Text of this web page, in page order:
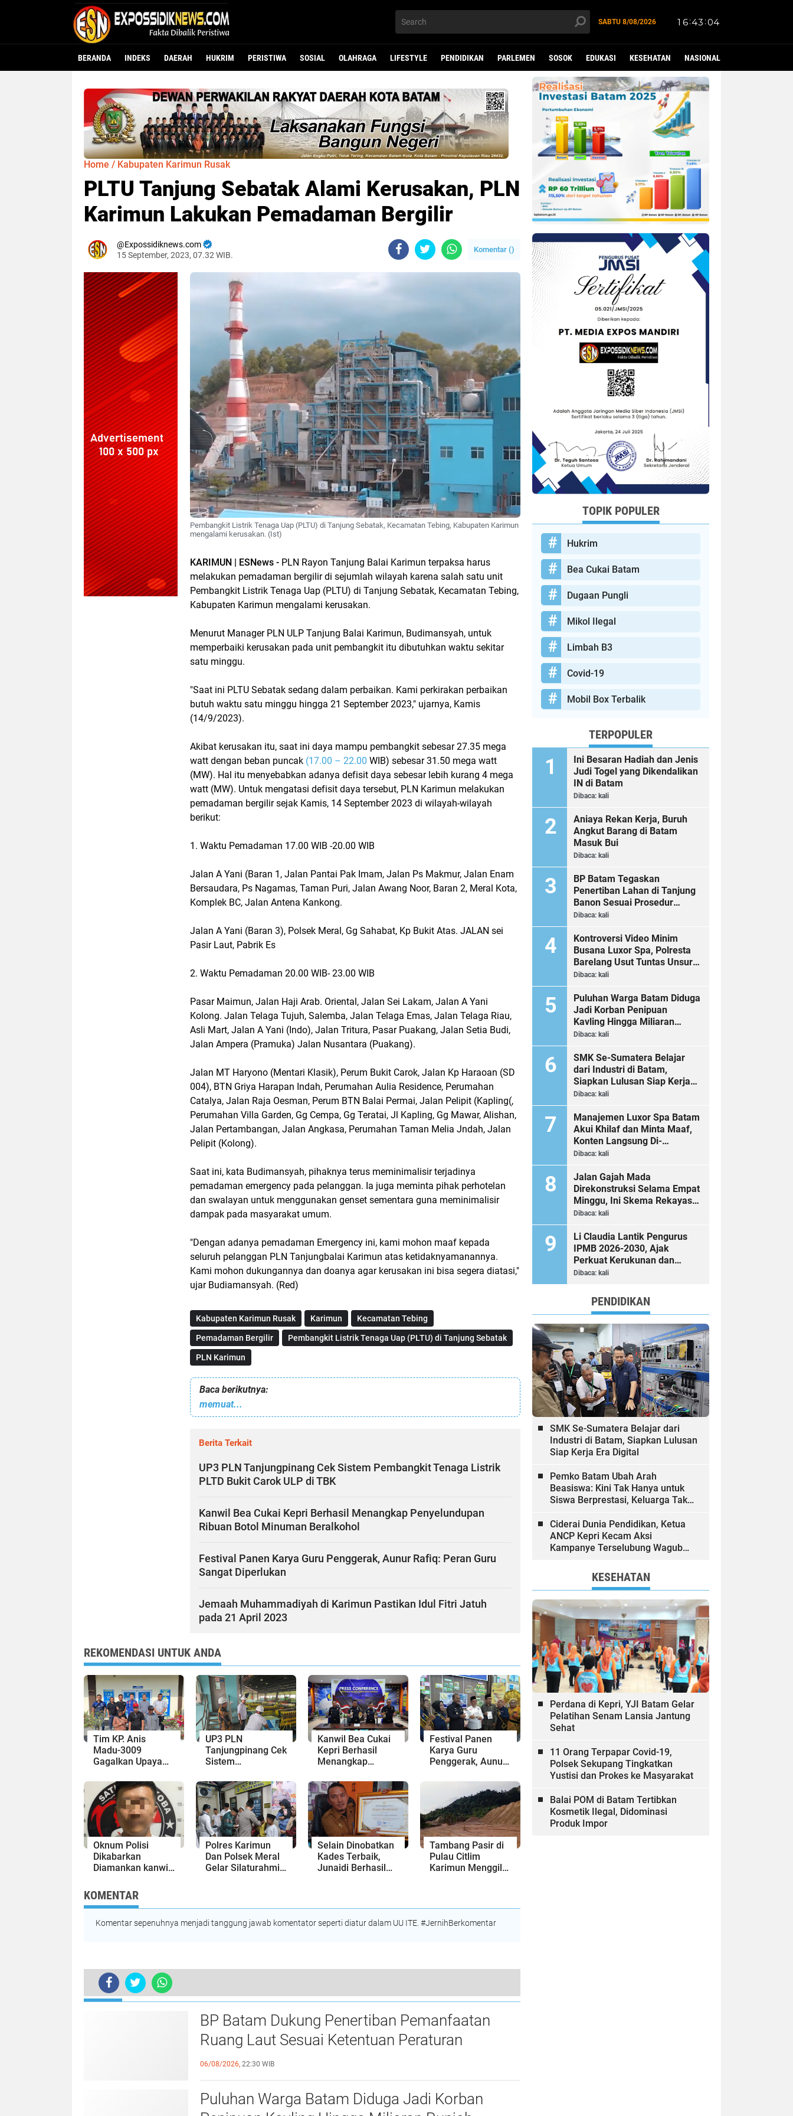
SABTU 8/08/2026
BERANDA INDEKS DAERAH HUKRIM PERISTIWA SOSIAL OLAHRAGA LIFESTYLE PENDIDIKAN PARLEMEN SOSOK EDUKASI KESEHATAN NASIONAL
Home / Kabupaten Karimun Rusak
PLTU Tanjung Sebatak Alami Kerusakan, PLN
Karimun Lakukan Pemadaman Bergilir
Expossidiknews.com
15 September, 2023, 07.32 WIB.
Komentar ()
Pembangkit Listrik Tenaga Uap (PLTU) di Tanjung Sebatak, Kecamatan Tebing, Kabupaten Karimun
mengalami kerusakan. (Ist)
KARIMUN | ESNews - PLN Rayon Tanjung Balai Karimun terpaksa harus
melakukan pemadaman bergilir di sejumlah wilayah karena salah satu unit
Pembangkit Listrik Tenaga Uap (PLTU) di Tanjung Sebatak, Kecamatan Tebing,
Kabupaten Karimun mengalami kerusakan.
Menurut Manager PLN ULP Tanjung Balai Karimun, Budimansyah, untuk
memperbaiki kerusakan pada unit pembangkit itu dibutuhkan waktu sekitar
satu minggu.
"Saat ini PLTU Sebatak sedang dalam perbaikan. Kami perkirakan perbaikan
butuh waktu satu minggu hingga 21 September 2023," ujarnya, Kamis
(14/9/2023).
Akibat kerusakan itu, saat ini daya mampu pembangkit sebesar 27.35 mega
watt dengan beban puncak (17.00 – 22.00 WIB) sebesar 31.50 mega watt
(MW). Hal itu menyebabkan adanya defisit daya sebesar lebih kurang 4 mega
watt (MW). Untuk mengatasi defisit daya tersebut, PLN Karimun melakukan
pemadaman bergilir sejak Kamis, 14 September 2023 di wilayah-wilayah
berikut:
1. Waktu Pemadaman 17.00 WIB -20.00 WIB
Jalan A Yani (Baran 1, Jalan Pantai Pak Imam, Jalan Ps Makmur, Jalan Enam
Bersaudara, Ps Nagamas, Taman Puri, Jalan Awang Noor, Baran 2, Meral Kota,
Komplek BC, Jalan Antena Kankong.
Jalan A Yani (Baran 3), Polsek Meral, Gg Sahabat, Kp Bukit Atas. JALAN sei
Pasir Laut, Pabrik Es
2. Waktu Pemadaman 20.00 WIB- 23.00 WIB
Pasar Maimun, Jalan Haji Arab. Oriental, Jalan Sei Lakam, Jalan A Yani
Kolong. Jalan Telaga Tujuh, Salemba, Jalan Telaga Emas, Jalan Telaga Riau,
Asli Mart, Jalan A Yani (Indo), Jalan Tritura, Pasar Puakang, Jalan Setia Budi,
Jalan Ampera (Pramuka) Jalan Nusantara (Puakang).
Jalan MT Haryono (Mentari Klasik), Perum Bukit Carok, Jalan Kp Haraoan (SD
004), BTN Griya Harapan Indah, Perumahan Aulia Residence, Perumahan
Catalya, Jalan Raja Oesman, Perum BTN Balai Permai, Jalan Pelipit (Kapling(,
Perumahan Villa Garden, Gg Cempa, Gg Teratai, Jl Kapling, Gg Mawar, Alishan,
Jalan Pertambangan, Jalan Angkasa, Perumahan Taman Melia Jndah, Jalan
Pelipit (Kolong).
Saat ini, kata Budimansyah, pihaknya terus meminimalisir terjadinya
pemadaman emergency pada pelanggan. Ia juga meminta pihak perhotelan
dan swalayan untuk menggunakan genset sementara guna meminimalisir
dampak pada masyarakat umum.
"Dengan adanya pemadaman Emergency ini, kami mohon maaf kepada
seluruh pelanggan PLN Tanjungbalai Karimun atas ketidaknyamanannya.
Kami mohon dukungannya dan doanya agar kerusakan ini bisa segera diatasi,"
ujar Budiamansyah. (Red)
Kabupaten Karimun Rusak Karimun Kecamatan Tebing
Pemadaman Bergilir Pembangkit Listrik Tenaga Uap (PLTU) di Tanjung Sebatak
PLN Karimun
Baca berikutnya:
memuat...
Berita Terkait
UP3 PLN Tanjungpinang Cek Sistem Pembangkit Tenaga Listrik
PLTD Bukit Carok ULP di TBK
Kanwil Bea Cukai Kepri Berhasil Menangkap Penyelundupan
Ribuan Botol Minuman Beralkohol
Festival Panen Karya Guru Penggerak, Aunur Rafiq: Peran Guru
Sangat Diperlukan
Jemaah Muhammadiyah di Karimun Pastikan Idul Fitri Jatuh
pada 21 April 2023
REKOMENDASI UNTUK ANDA
Tim KP. Anis
Madu-3009
Gagalkan Upaya
Manusia di
Karimun, 1 Pelaku
Diamankan
UP3 PLN
Tanjungpinang Cek
Sistem
Tenaga Listrik
PLTD Bukit Carok
ULP di TBK
Kanwil Bea Cukai
Kepri Berhasil
Menangkap
Ribuan Botol
Minuman
Beralkohol
Festival Panen
Karya Guru
Penggerak, Aunur
Sangat Diperlukan
Oknum Polisi
Dikabarkan
Diamankan kanwil
Karimun:
Selundupkan Vape
Etomidate dari
Malaysia
Polres Karimun
Dan Polsek Meral
Gelar Silaturahmi
Selain Dinobatkan
Kades Terbaik,
Junaidi Berhasil
Tambang Pasir di
Pulau Citlim
Karimun Menggila,
KOMENTAR
Komentar sepenuhnya menjadi tanggung jawab komentator seperti diatur dalam UU ITE. #JernihBerkomentar
PLTU Tanjung Sebatak Alami Kerusakan, PLN Karimun Lakukan Pemadaman Bergilir
TERKINI
BP Batam Dukung Penertiban Pemanfaatan
Ruang Laut Sesuai Ketentuan Peraturan
Perundang-undangan
06/08/2026, 22:30 WIB
Puluhan Warga Batam Diduga Jadi Korban
TOPIK POPULER
Hukrim
Bea Cukai Batam
Dugaan Pungli
Mikol Ilegal
Limbah B3
Covid-19
Mobil Box Terbalik
TERPOPULER
Ini Besaran Hadiah dan Jenis
Judi Togel yang Dikendalikan
IN di Batam
Dibaca: kali
Aniaya Rekan Kerja, Buruh
Angkut Barang di Batam
Masuk Bui
Dibaca: kali
BP Batam Tegaskan
Penertiban Lahan di Tanjung
Banon Sesuai Prosedur
Hukum
Dibaca: kali
Kontroversi Video Minim
Busana Luxor Spa, Polresta
Barelang Usut Tuntas Unsur
Pelanggaran Hukum
Dibaca: kali
Puluhan Warga Batam Diduga
Jadi Korban Penipuan
Kavling Hingga Miliaran
Rupiah, Laporan ke Polda
Dibaca: kali
SMK Se-Sumatera Belajar
dari Industri di Batam,
Siapkan Lulusan Siap Kerja
Era Digital
Dibaca: kali
Manajemen Luxor Spa Batam
Akui Khilaf dan Minta Maaf,
Konten Langsung Di-
Takedown
Dibaca: kali
Jalan Gajah Mada
Direkonstruksi Selama Empat
Minggu, Ini Skema Rekayasa
Lalu Lintasnya
Dibaca: kali
Li Claudia Lantik Pengurus
IPMB 2026-2030, Ajak
Perkuat Kerukunan dan
Sinergi dengan Pemko Batam
Dibaca: kali
PENDIDIKAN
SMK Se-Sumatera Belajar dari
Industri di Batam, Siapkan Lulusan
Siap Kerja Era Digital
Pemko Batam Ubah Arah
Beasiswa: Kini Tak Hanya untuk
Siswa Berprestasi, Keluarga Tak
Dibiayai
Ciderai Dunia Pendidikan, Ketua
ANCP Kepri Kecam Aksi
Kampanye Terselubung Wagub
KESEHATAN
Perdana di Kepri, YJI Batam Gelar
Pelatihan Senam Lansia Jantung
Sehat
11 Orang Terpapar Covid-19,
Polsek Sekupang Tingkatkan
Yustisi dan Prokes ke Masyarakat
Balai POM di Batam Tertibkan
Kosmetik Ilegal, Didominasi
Produk Impor